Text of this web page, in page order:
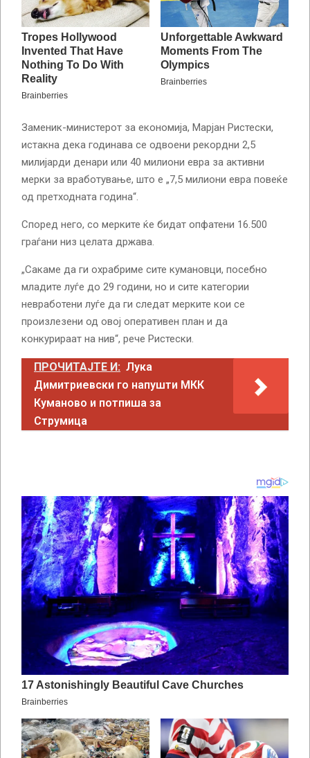
Заменик-министерот за економија, Марјан Ристески,
истакна дека годинава се одвоени рекордни 2,5
милијарди денари или 40 милиони евра за активни
мерки за вработување, што е „7,5 милиони евра повеќе
од претходната година“.
Според него, со мерките ќе бидат опфатени 16.500
граѓани низ целата држава.
„Сакаме да ги охрабриме сите кумановци, посебно
младите луѓе до 29 години, но и сите категории
невработени луѓе да ги следат мерките кои се
произлезени од овој оперативен план и да
конкурираат на нив“, рече Ристески.
ПРОЧИТАЈТЕ И: Лука
Димитриевски го напушти МКК
Куманово и потпиша за
Струмица